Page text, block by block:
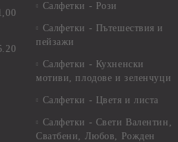
Салфетки - Рози
Салфетки - Пътешествия и
пейзажи
Салфетки - Кухненски
мотиви, плодове и зеленчуци
Салфетки - Цветя и листа
Салфетки - Свети Валентин,
Сватбени, Любов, Рожден